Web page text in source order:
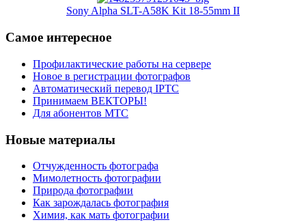
Sony Alpha SLT-A58K Kit 18-55mm II
Самое интересное
Профилактические работы на сервере
Новое в регистрации фотографов
Автоматический перевод IPTC
Принимаем ВЕКТОРЫ!
Для абонентов МТС
Новые материалы
Отчужденность фотографа
Мимолетность фотографии
Природа фотографии
Как зарождалась фотография
Химия, как мать фотографии